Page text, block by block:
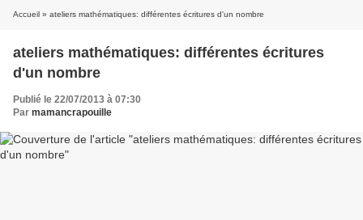
Accueil » ateliers mathématiques: différentes écritures d'un nombre
ateliers mathématiques: différentes écritures
d'un nombre
Publié le 22/07/2013 à 07:30
Par mamancrapouille